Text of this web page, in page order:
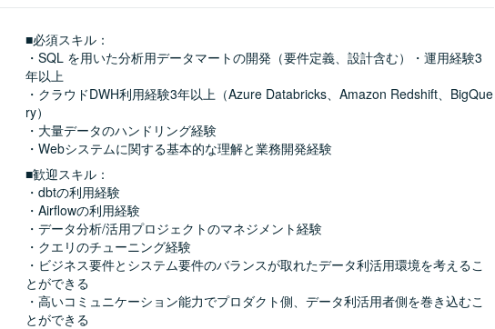
■必須スキル：
・SQL を用いた分析用データマートの開発（要件定義、設計含む）・運用経験3
年以上
・クラウドDWH利用経験3年以上（Azure Databricks、Amazon Redshift、BigQue
ry）
・大量データのハンドリング経験
・Webシステムに関する基本的な理解と業務開発経験
■歓迎スキル：
・dbtの利用経験
・Airflowの利用経験
・データ分析/活用プロジェクトのマネジメント経験
・クエリのチューニング経験
・ビジネス要件とシステム要件のバランスが取れたデータ利活用環境を考えるこ
とができる
・高いコミュニケーション能力でプロダクト側、データ利活用者側を巻き込むこ
とができる